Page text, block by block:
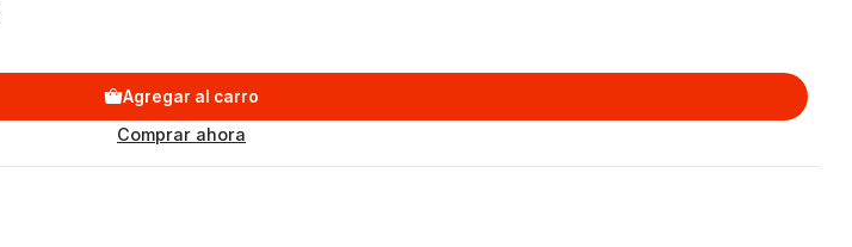
Agregar al carro
Comprar ahora